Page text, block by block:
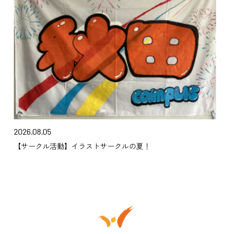
2026.08.05
【サークル活動】イラストサークルの夏！